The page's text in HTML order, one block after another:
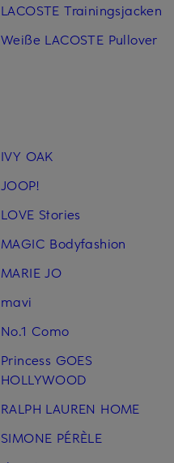
LACOSTE Trainingsjacken
Weiße LACOSTE Pullover
IVY OAK
JOOP!
LOVE Stories
MAGIC Bodyfashion
MARIE JO
mavi
No.1 Como
Princess GOES
HOLLYWOOD
RALPH LAUREN HOME
SIMONE PÉRÈLE